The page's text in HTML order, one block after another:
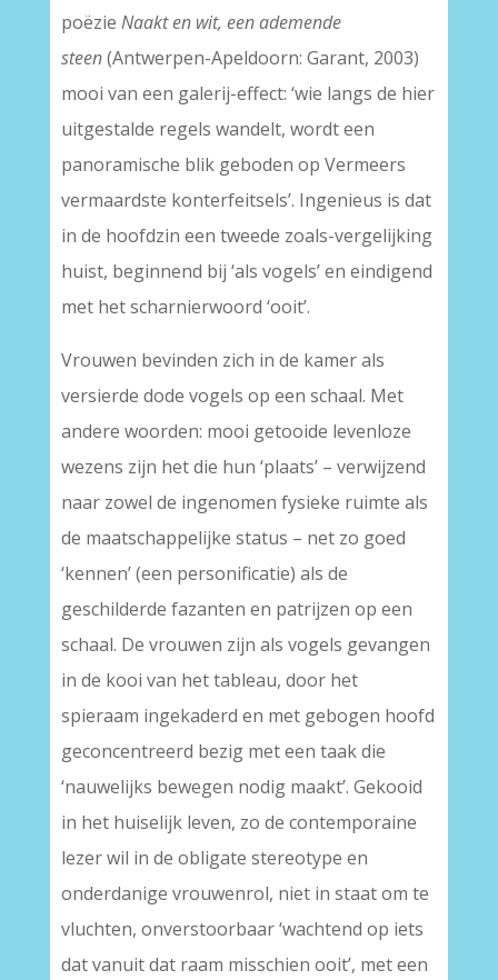
poëzie Naakt en wit, een ademende
steen(Antwerpen-Apeldoorn: Garant, 2003)
mooi van een galerij-effect: ‘wie langs de hier
uitgestalde regels wandelt, wordt een
panoramische blik geboden op Vermeers
vermaardste konterfeitsels’. Ingenieus is dat
in de hoofdzin een tweede zoals-vergelijking
huist, beginnend bij ‘als vogels’ en eindigend
met het scharnierwoord ‘ooit’.
Vrouwen bevinden zich in de kamer als
versierde dode vogels op een schaal. Met
andere woorden: mooi getooide levenloze
wezens zijn het die hun ‘plaats’ – verwijzend
naar zowel de ingenomen fysieke ruimte als
de maatschappelijke status – net zo goed
‘kennen’ (een personificatie) als de
geschilderde fazanten en patrijzen op een
schaal. De vrouwen zijn als vogels gevangen
in de kooi van het tableau, door het
spieraam ingekaderd en met gebogen hoofd
geconcentreerd bezig met een taak die
‘nauwelijks bewegen nodig maakt’. Gekooid
in het huiselijk leven, zo de contemporaine
lezer wil in de obligate stereotype en
onderdanige vrouwenrol, niet in staat om te
vluchten, onverstoorbaar ‘wachtend op iets
dat vanuit dat raam misschien ooit’, met een